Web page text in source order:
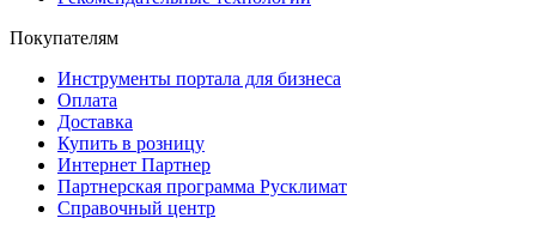
Покупателям
Инструменты портала для бизнеса
Оплата
Доставка
Купить в розницу
Интернет Партнер
Партнерская программа Русклимат
Справочный центр